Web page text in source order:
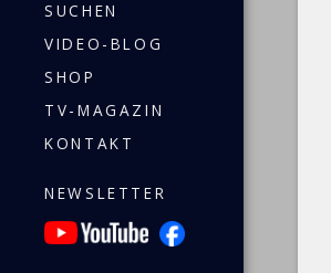
SUCHEN
VIDEO-BLOG
SHOP
TV-MAGAZIN
KONTAKT
NEWSLETTER